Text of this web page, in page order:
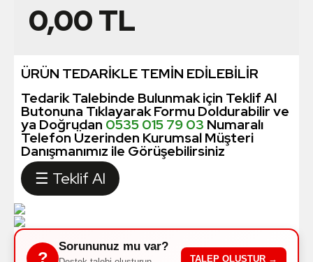
0,00TL
ÜRÜN TEDARİKLE TEMİN EDİLEBİLİR
Tedarik Talebinde Bulunmak için Teklif Al
Butonuna Tıklayarak Formu Doldurabilir ve
ya Doğrudan 0535 015 79 03 Numaralı
Telefon Üzerinden Kurumsal Müşteri
Danışmanımız ile Görüşebilirsiniz
☰ Teklif Al
Sorununuz mu var?
TALEP OLUŞTUR →